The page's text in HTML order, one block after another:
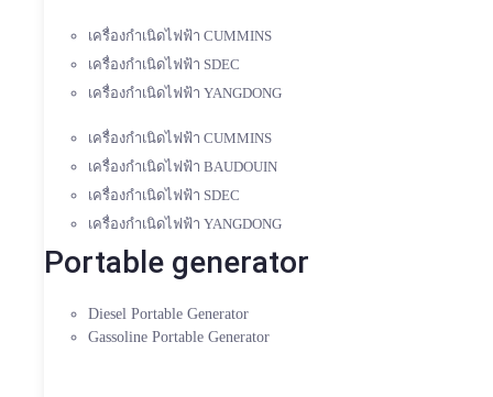
เครื่องกำเนิดไฟฟ้า CUMMINS
เครื่องกำเนิดไฟฟ้า SDEC
เครื่องกำเนิดไฟฟ้า YANGDONG
เครื่องกำเนิดไฟฟ้า CUMMINS
เครื่องกำเนิดไฟฟ้า BAUDOUIN
เครื่องกำเนิดไฟฟ้า SDEC
เครื่องกำเนิดไฟฟ้า YANGDONG
Portable generator
Diesel Portable Generator
Gassoline Portable Generator